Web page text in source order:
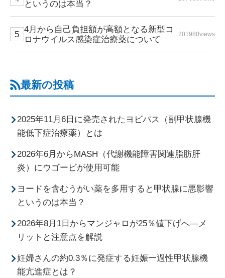
というのは本当？
4月から自己負担額が高額となる新型コ
ロナウイルス感染症治療薬について
201980views
最新の投稿
2025年11月6日に発売されたヨビパス（副甲状腺機
能低下症治療薬）とは
2026年6月からMASH（代謝機能障害関連脂肪肝
炎）にウゴービが使用可能
ヨードを含むうがい薬を多用すると甲状腺に悪影響
というのは本当？
2026年8月1日からマンジャロが25％値下げへ―メ
リットと注意点を解説
妊婦さんの約0.3％に発症する妊娠一過性甲状腺機
能亢進症とは？